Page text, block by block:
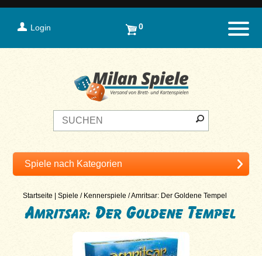
Login 0
Startseite |Spiele / Kennerspiele /Amritsar: Der Goldene Tempel
Amritsar: Der Goldene Tempel